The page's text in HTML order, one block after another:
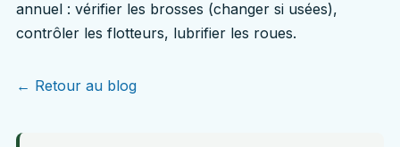
annuel : vérifier les brosses (changer si usées),
contrôler les flotteurs, lubrifier les roues.
← Retour au blog